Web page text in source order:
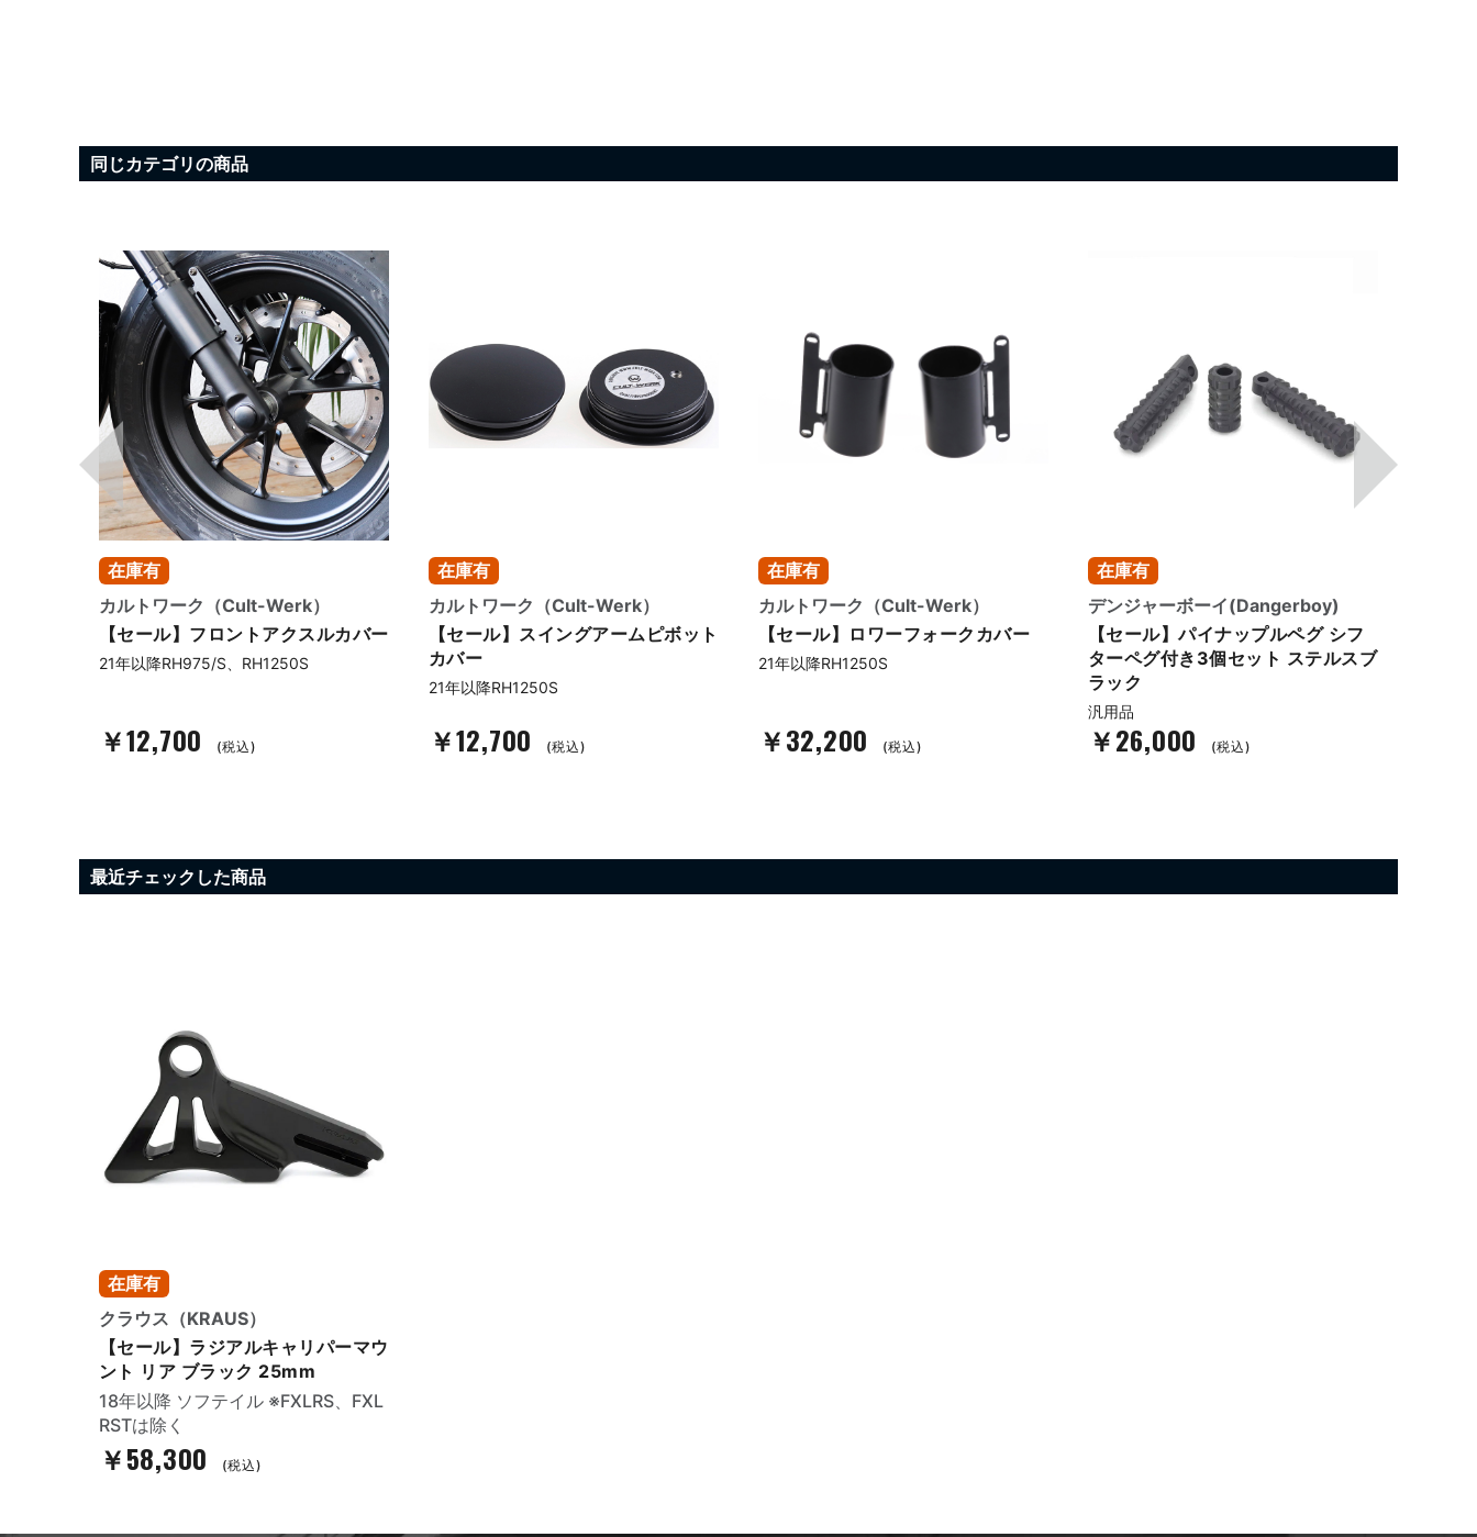
同じカテゴリの商品
在庫有
カルトワーク（Cult-Werk）
【セール】フロントアクスルカバー
21年以降RH975/S、RH1250S
￥12,700 (税込)
在庫有
カルトワーク（Cult-Werk）
【セール】スイングアームピボット
カバー
21年以降RH1250S
￥12,700 (税込)
在庫有
カルトワーク（Cult-Werk）
【セール】ロワーフォークカバー
21年以降RH1250S
￥32,200 (税込)
在庫有
デンジャーボーイ(Dangerboy)
【セール】パイナップルペグ シフ
ターペグ付き3個セット ステルスブ
ラック
汎用品
￥26,000 (税込)
最近チェックした商品
在庫有
クラウス（KRAUS）
【セール】ラジアルキャリパーマウ
ント リア ブラック 25mm
18年以降 ソフテイル ※FXLRS、FXL
RSTは除く
￥58,300 (税込)